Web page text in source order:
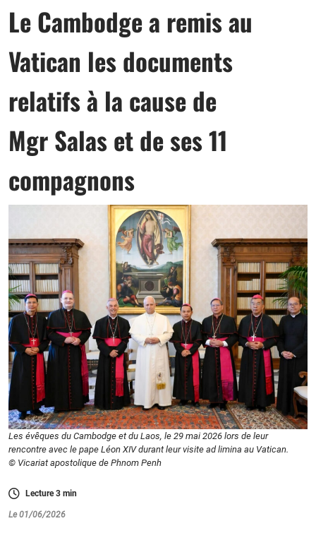
Le Cambodge a remis au
Vatican les documents
relatifs à la cause de
Mgr Salas et de ses 11
compagnons
Les évêques du Cambodge et du Laos, le 29 mai 2026 lors de leur
rencontre avec le pape Léon XIV durant leur visite ad limina au Vatican.
© Vicariat apostolique de Phnom Penh
Lecture3 min
Le 01/06/2026